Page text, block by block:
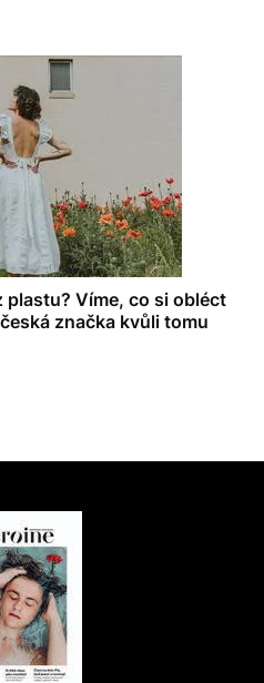
plastu? Víme, co si obléct
značka kvůli tomu